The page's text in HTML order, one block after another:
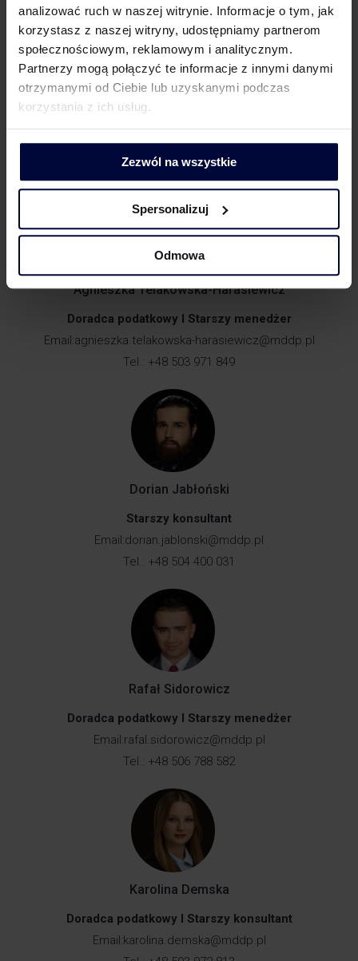
analizować ruch w naszej witrynie. Informacje o tym, jak
korzystasz z naszej witryny, udostępniamy partnerom
społecznościowym, reklamowym i analitycznym.
Partnerzy mogą połączyć te informacje z innymi danymi
otrzymanymi od Ciebie lub uzyskanymi podczas
korzystania z ich usług.
Zezwól na wszystkie
Spersonalizuj
Odmowa
Anna Misiak
Doradca podatkowy I Partner
Email:anna.misiak@mddp.pl
Tel.: +48 500 046 024
Agnieszka Telakowska-Harasiewicz
Doradca podatkowy I Starszy menedżer
Email:agnieszka.telakowska-harasiewicz@mddp.pl
Tel.: +48 503 971 849
Dorian Jabłoński
Starszy konsultant
Email:dorian.jablonski@mddp.pl
Tel.: +48 504 400 031
Rafał Sidorowicz
Doradca podatkowy I Starszy menedżer
Email:rafal.sidorowicz@mddp.pl
Tel.: +48 506 788 582
Karolina Demska
Doradca podatkowy I Starszy konsultant
Email:karolina.demska@mddp.pl